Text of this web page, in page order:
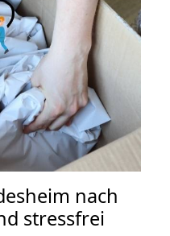
nach
stressfrei